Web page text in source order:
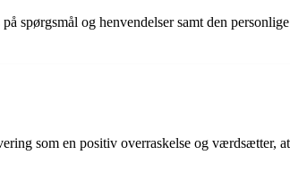
spørgsmål og henvendelser samt den
som en positiv overraskelse og værdsætter,